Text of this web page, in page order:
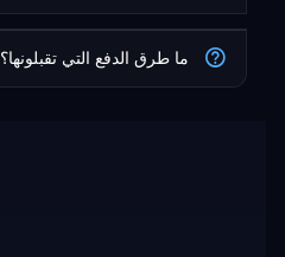
ما طرق الدفع التي تقبلونها؟